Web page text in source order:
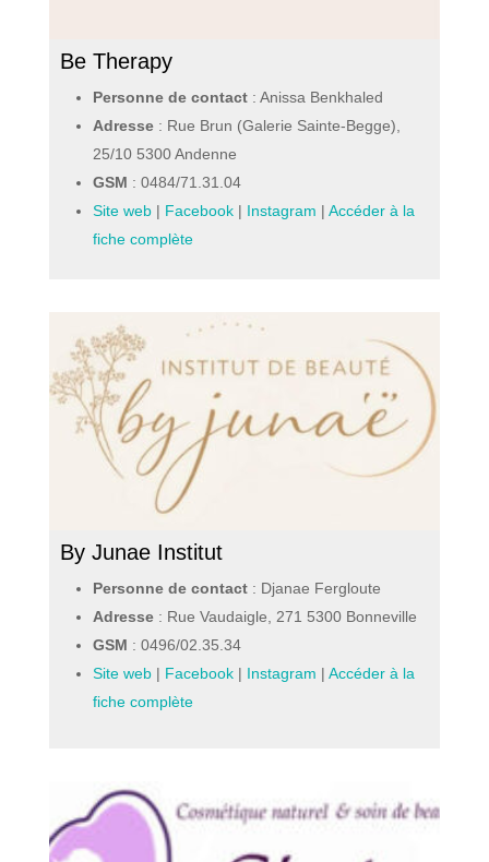
Be Therapy
Personne de contact: Anissa Benkhaled
Adresse: Rue Brun (Galerie Sainte-Begge),
25/10 5300 Andenne
GSM : 0484/71.31.04
Site web| Facebook| Instagram | Accéder à la
fiche complète
By Junae Institut
Personne de contact: Djanae Fergloute
Adresse: Rue Vaudaigle, 271 5300 Bonneville
GSM : 0496/02.35.34
Site web| Facebook| Instagram | Accéder à la
fiche complète